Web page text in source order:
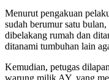
Menurut pengakuan
sudah berumur satu
dibelakang rumah dan
ditanami tumbuhan lain
Kemudian, petugas
warung milik AY, yang